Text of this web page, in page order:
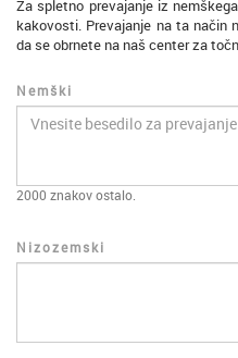
Za spletno prevajanje iz
kakovosti. Prevajanje na ta način
da se obrnete na naš center za
Nemški
2000 znakov ostalo.
Nizozemski